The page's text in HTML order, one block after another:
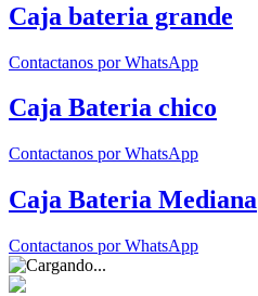
Caja bateria grande
Contactanos por WhatsApp
Caja Bateria chico
Contactanos por WhatsApp
Caja Bateria Mediana
Contactanos por WhatsApp